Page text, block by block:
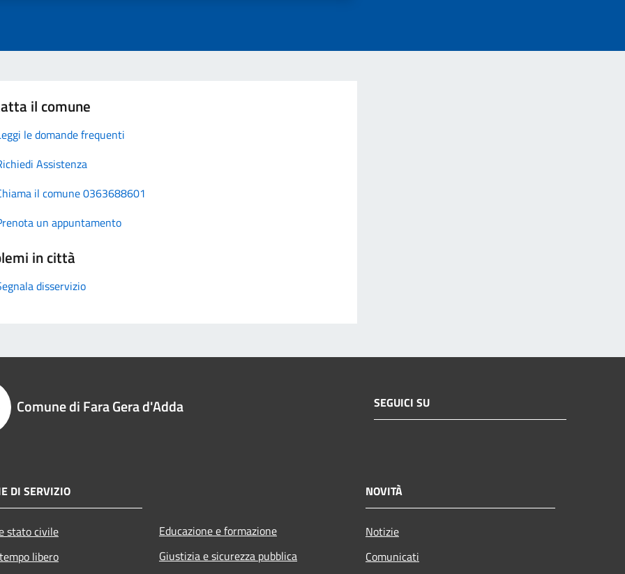
il comune
le domande frequenti
Assistenza
il comune 0363688601
un appuntamento
in città
disservizio
Comune di Fara Gera d'Adda SEGUICI SU
DI SERVIZIO
stato civile
libero
Educazione e formazione
Giustizia e sicurezza pubblica
NOVITÀ
Notizie
Comunicati